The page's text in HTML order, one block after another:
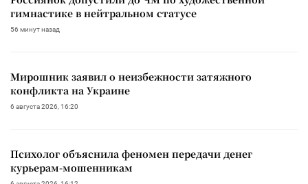
гимнастике в нейтральном статусе
56 минут назад
Мирошник заявил о неизбежности затяжного
конфликта на Украине
6 августа 2026, 16:20
Психолог объяснила феномен передачи денег
курьерам-мошенникам